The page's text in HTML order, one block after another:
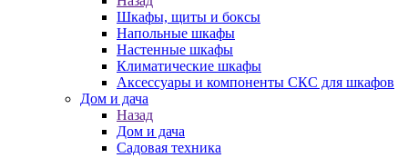
Шкафы, щиты и боксы
Напольные шкафы
Настенные шкафы
Климатические шкафы
Аксессуары и компоненты СКС для шкафов
Дом и дача
Назад
Дом и дача
Садовая техника